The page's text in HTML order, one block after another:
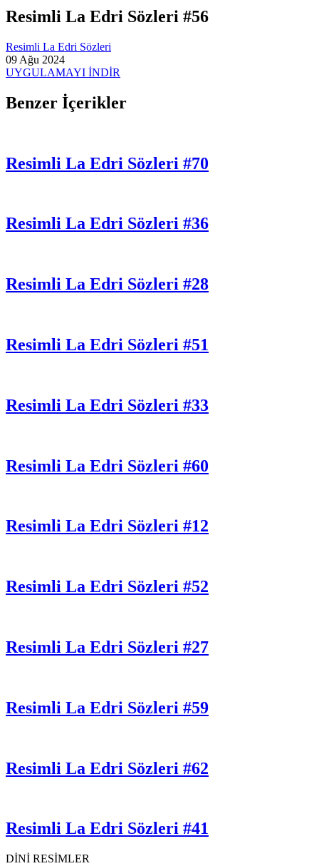
Resimli La Edri Sözleri #56
Resimli La Edri Sözleri
09 Ağu 2024
UYGULAMAYI İNDİR
Benzer İçerikler
Resimli La Edri Sözleri #70
Resimli La Edri Sözleri #36
Resimli La Edri Sözleri #28
Resimli La Edri Sözleri #51
Resimli La Edri Sözleri #33
Resimli La Edri Sözleri #60
Resimli La Edri Sözleri #12
Resimli La Edri Sözleri #52
Resimli La Edri Sözleri #27
Resimli La Edri Sözleri #59
Resimli La Edri Sözleri #62
Resimli La Edri Sözleri #41
DİNİ RESİMLER